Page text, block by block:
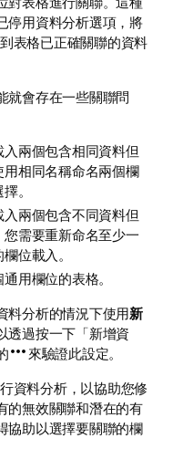
停用資料分析選項，將
表格已正確關聯的資料
就會存在一些關聯問
兩個包含相同資料但
相同名稱命名兩個欄
。
兩個包含不同資料但
需要重新命名至少一
位載入。
用欄位的表格。
料分析的情況下使用新
透過按一下「新增資
來驗證此設定。
資料分析，以協助您修
的無效關聯和潛在的有
協助以選擇要關聯的欄